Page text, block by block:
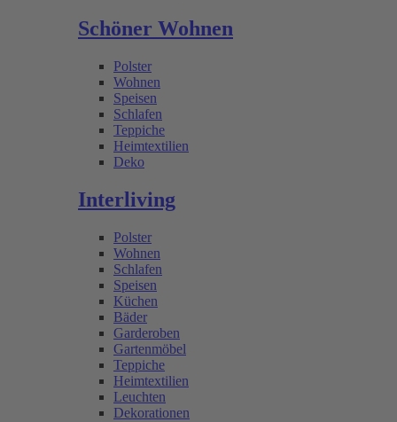
Schöner Wohnen
Polster
Wohnen
Speisen
Schlafen
Teppiche
Heimtextilien
Deko
Interliving
Polster
Wohnen
Schlafen
Speisen
Küchen
Bäder
Garderoben
Gartenmöbel
Teppiche
Heimtextilien
Leuchten
Dekorationen